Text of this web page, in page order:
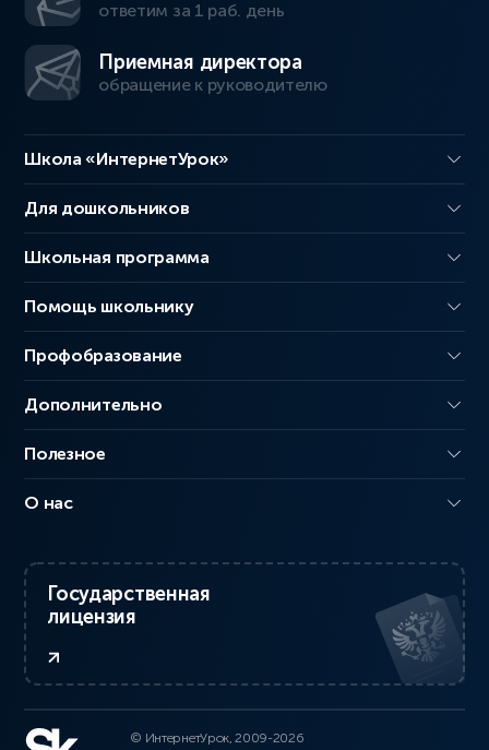
ответим за 1 раб. день
Приемная директора
обращение к руководителю
Школа «ИнтернетУрок»
Для дошкольников
Школьная программа
Помощь школьнику
Профобразование
Дополнительно
Полезное
О нас
Государственная
лицензия
© ИнтернетУрок, 2009-2026